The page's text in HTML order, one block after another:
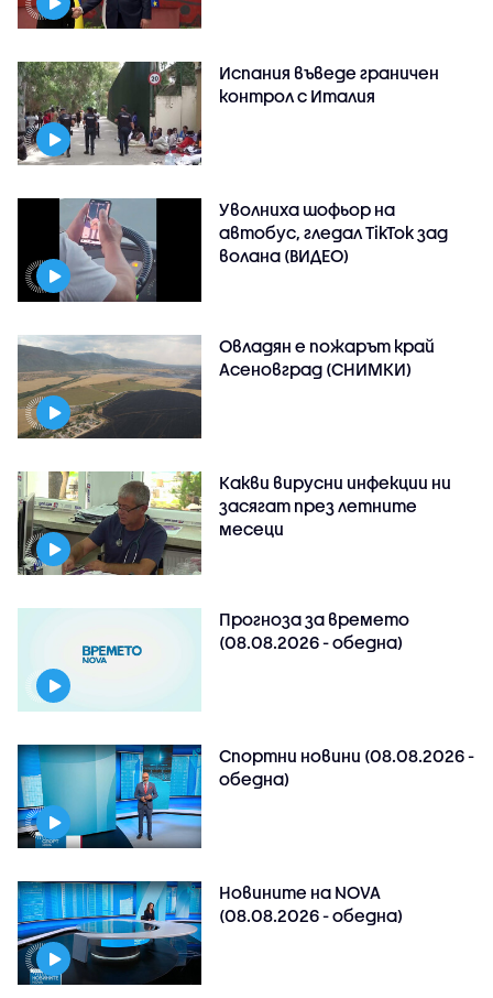
Испания въведе граничен
контрол с Италия
Уволниха шофьор на
автобус, гледал TikTok зад
волана (ВИДЕО)
Овладян е пожарът край
Асеновград (СНИМКИ)
Какви вирусни инфекции ни
засягат през летните
месеци
Прогноза за времето
(08.08.2026 - обедна)
Спортни новини (08.08.2026 -
обедна)
Новините на NOVA
(08.08.2026 - обедна)